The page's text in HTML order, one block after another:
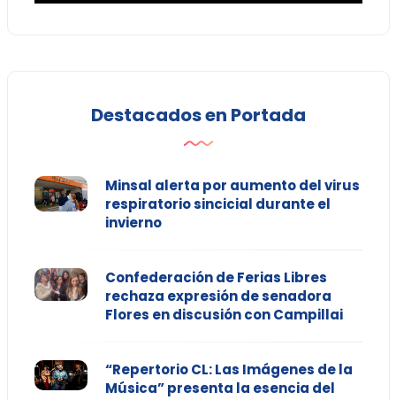
Destacados en Portada
Minsal alerta por aumento del virus
respiratorio sincicial durante el
invierno
Confederación de Ferias Libres
rechaza expresión de senadora
Flores en discusión con Campillai
“Repertorio CL: Las Imágenes de la
Música” presenta la esencia del